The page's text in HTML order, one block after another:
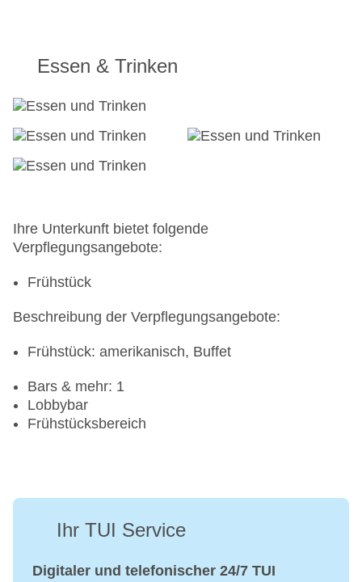
Essen & Trinken
Ihre Unterkunft bietet folgende
Verpflegungsangebote:
Frühstück
Beschreibung der Verpflegungsangebote:
Frühstück: amerikanisch, Buffet
Bars & mehr: 1
Lobbybar
Frühstücksbereich
Ihr TUI Service
Digitaler und telefonischer 24/7 TUI